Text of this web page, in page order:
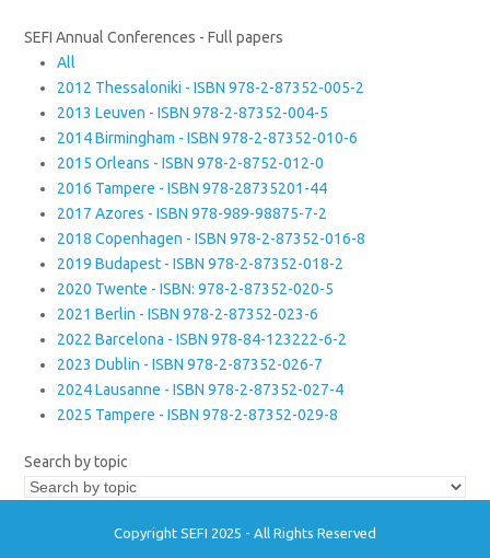
SEFI Annual Conferences - Full papers
All
2012 Thessaloniki - ISBN 978-2-87352-005-2
2013 Leuven - ISBN 978-2-87352-004-5
2014 Birmingham - ISBN 978-2-87352-010-6
2015 Orleans - ISBN 978-2-8752-012-0
2016 Tampere - ISBN 978-28735201-44
2017 Azores - ISBN 978-989-98875-7-2
2018 Copenhagen - ISBN 978-2-87352-016-8
2019 Budapest - ISBN 978-2-87352-018-2
2020 Twente - ISBN: 978-2-87352-020-5
2021 Berlin - ISBN 978-2-87352-023-6
2022 Barcelona - ISBN 978-84-123222-6-2
2023 Dublin - ISBN 978-2-87352-026-7
2024 Lausanne - ISBN 978-2-87352-027-4
2025 Tampere - ISBN 978-2-87352-029-8
Search by topic
Copyright SEFI 2025 - All Rights Reserved